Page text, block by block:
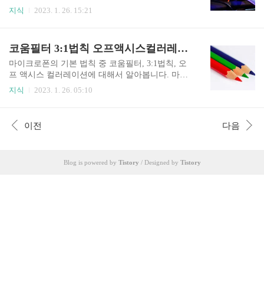
만 만일 편곡에 문제가 있다면 이것은 매우 어려워
집니다. 클래식 녹음을 제외하고 보컬의 원근감은
다. 일반적으로 목소리의 강한 중고음은 입술의 약
30도위에서 나오므로 마이크를 가수 눈..
라의 보조 악기로 사용했습니다. 1950년까지만 해
타의 특징에 대해 알아봅니다. 일렉기타의 특징 일
렉기타는 픽업, 프리앰프, 볼륨, 그리고 퓨즈, 와와
메달, 딜레이, 플렌징, 크러싱, 노이즈 게이트, 컴프
레서와 같은 여러가지 시그널 프로세서를 함께 사
용하기 때문에 각 이펙트 설정에 따라 악기의 음색
전압이 약하면 출력 레벨이 떨어지고 잡음이 증가
합니다. 일렉기타의 몸체는 베이스 기타와 마찬가
지식 2023. 1. 26. 15:21
코움필터 3:1법칙 오프액시스컬러레이션
마이크로폰의 기본 법칙 중 코움필터, 3:1법칙, 오
프 액시스 컬러레이션에 대해서 알아봅니다. 마이
크로폰의 기본 법칙 녹음 엔지니어가 알아야 할 중
색 변화를 느낄 수 있어야 합니다. 그리고 상황에
따라 필요한 마이크로폰을 정확하게 선택할 수 있
변할 수 있는 부분입니다. 그렇기 때문에 어떤 사람
지식 2023. 1. 26. 05:10
이전 다음
Blog is powered by Tistory / Designed by Tistory